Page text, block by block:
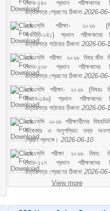
কোড-১৪০ প্রধান পরীক্ষকদের
উত্তরপত্র প্রেরণের ঠিকানা 2026-
এসএসসি পরীক্ষা- ২০২৬
অর্থনীতি-১৪১) প্রধান পরীক্ষকদের
উত্তরপত্র পাঠাবার ঠিকানা 2026-06-
এসএসসি পরীক্ষা ২০২৬ বিষয়:জীব
কোড-১৩৮ প্রধান পরীক্ষকদের
উত্তরপত্র প্রেরণের ঠিকানা 2026-
এসএসসি পরীক্ষা- ২০২৬ (বিষয়ঃ
বিজ্ঞান-১৪৬) প্রধান পরীক্ষকদের
উত্তরপত্র পাঠাবার ঠিকানা 2026-06-
এসএসসি ২০২৬ পরীক্ষার্থীদের
বহিষ্কার ও অনুপস্থিত তথ্য
প্রেরণ প্রসঙ্গে। 2026-06-10
এসএসসি পরীক্ষা ২০২৬ বিষয়:
কোড-১২৭ প্রধান পরীক্ষকদের
উত্তরপত্র প্রেরণের ঠিকানা 2026-
View more